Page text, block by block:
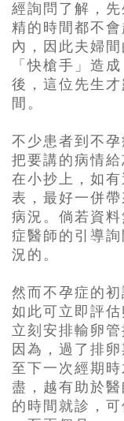
經詢問了解，
精的時間都不
內，因此夫婦
「快槍手」造
後，這位先生
間。
不少患者到不
把要講的病情
在小抄上，如
表，最好一併
病況。倘若資
症醫師的引導
況的。
然而不孕症的
如此可立即評
立刻安排輸卵
因為，過了排
至下一次經期
盡，越有助於
的時間就診，